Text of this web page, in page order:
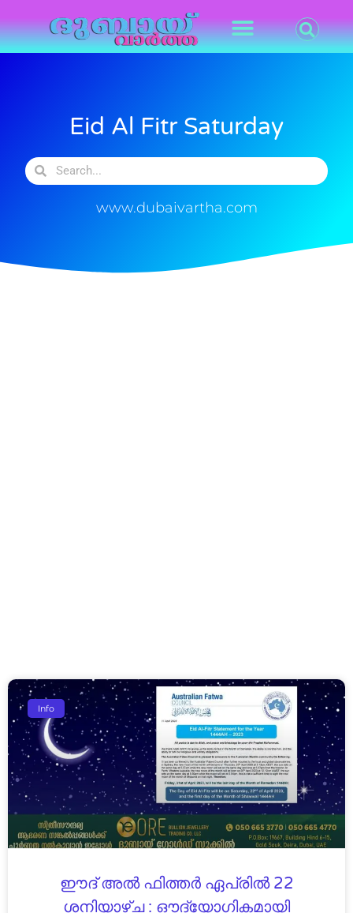
Eid Al Fitr Saturday
www.dubaivartha.com
Info
ഈദ് അൽ ഫിത്തർ ഏപ്രിൽ 22
ശനിയാഴ്ച : ഔദ്യോഗികമായി